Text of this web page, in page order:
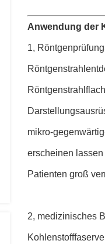
Anwendung der
1,
mikro-
erscheinen
Patienten groß
2, medizinisches